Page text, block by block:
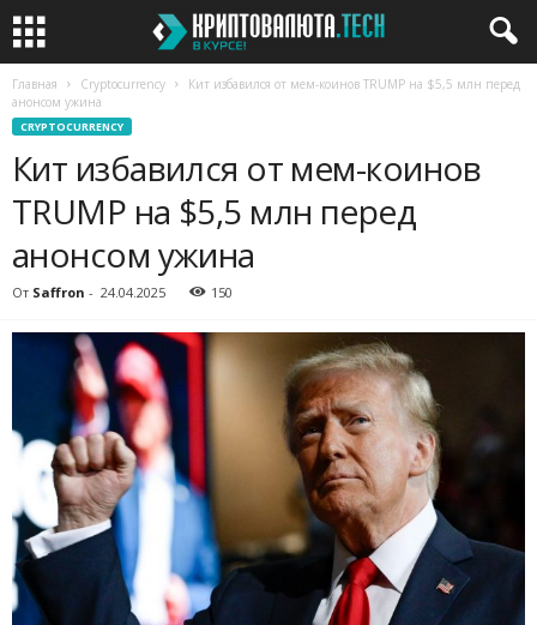
Главная Cryptocurrency
Кит избавился от мем-коинов TRUMP на $5,5 млн перед
анонсом ужина
CRYPTOCURRENCY
Кит избавился от мем-коинов
TRUMP на $5,5 млн перед
анонсом ужина
От Saffron - 24.04.2025 150